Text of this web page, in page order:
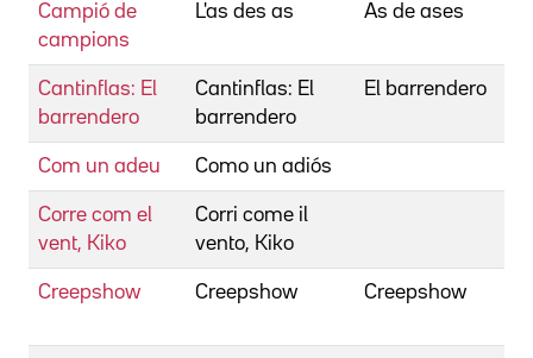
Campió de
campions
L'as des as As de ases
Cantinflas: El
barrendero
Cantinflas: El
barrendero
El barrendero
Com un adeu Como un adiós
Corre com el
vent, Kiko
Corri come il
vento, Kiko
Creepshow Creepshow Creepshow